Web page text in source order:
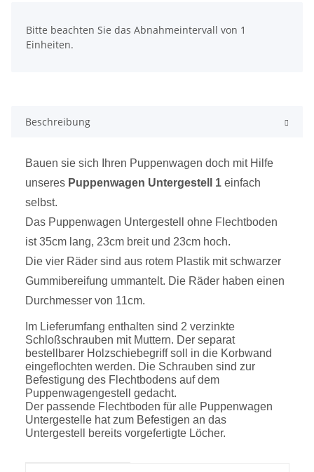
Bitte beachten Sie das Abnahmeintervall von 1
Einheiten.
Beschreibung
Bauen sie sich Ihren Puppenwagen doch mit Hilfe
unseres Puppenwagen Untergestell 1 einfach
selbst.
Das Puppenwagen Untergestell ohne Flechtboden
ist 35cm lang, 23cm breit und 23cm hoch.
Die vier Räder sind aus rotem Plastik mit schwarzer
Gummibereifung ummantelt. Die Räder haben einen
Durchmesser von 11cm.
Im Lieferumfang enthalten sind 2 verzinkte
Schloßschrauben mit Muttern. Der separat
bestellbarer Holzschiebegriff soll in die Korbwand
eingeflochten werden. Die Schrauben sind zur
Befestigung des Flechtbodens auf dem
Puppenwagengestell gedacht.
Der passende Flechtboden für alle Puppenwagen
Untergestelle hat zum Befestigen an das
Untergestell bereits vorgefertigte Löcher.